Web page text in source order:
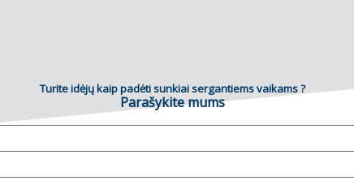
Turite idėjų kaip padėti sunkiai sergantiems vaikams ?
Parašykite mums